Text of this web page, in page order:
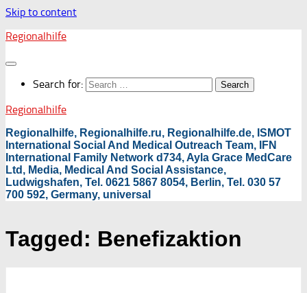
Skip to content
Regionalhilfe
Search for:
Regionalhilfe
Regionalhilfe, Regionalhilfe.ru, Regionalhilfe.de, ISMOT
International Social And Medical Outreach Team, IFN
International Family Network d734, Ayla Grace MedCare
Ltd, Media, Medical And Social Assistance,
Ludwigshafen, Tel. 0621 5867 8054, Berlin, Tel. 030 57
700 592, Germany, universal
Tagged: Benefizaktion